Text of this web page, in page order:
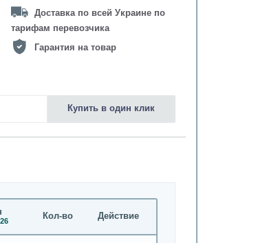
Доставка по всей Украине по
тарифам перевозчика
Гарантия на товар
Купить в один клик
Кол-во Действие